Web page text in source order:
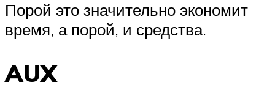
Порой это значительно экономит
время, а порой, и средства.
AUX